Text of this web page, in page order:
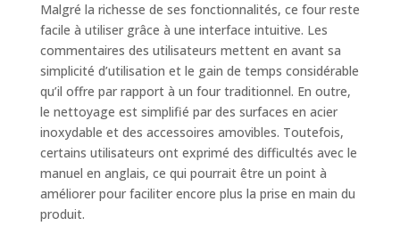
différents types de
zones de chauffage.
Pour cuire une pizza
épaisse parfaite,
placez les chauffages
inférieurs à 70 % de
puissance et des
chauffages
supérieurs à 30 %
pour une croûte
croustillante et des
Malgré la richesse de ses fonctionnalités, ce four reste
facile à utiliser grâce à une interface intuitive. Les
commentaires des utilisateurs mettent en avant sa
simplicité d’utilisation et le gain de temps considérable
qu’il offre par rapport à un four traditionnel. En outre,
le nettoyage est simplifié par des surfaces en acier
inoxydable et des accessoires amovibles. Toutefois,
certains utilisateurs ont exprimé des difficultés avec le
manuel en anglais, ce qui pourrait être un point à
améliorer pour faciliter encore plus la prise en main du
produit.